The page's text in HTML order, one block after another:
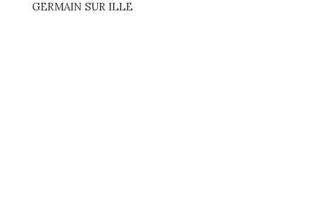
GERMAIN SUR ILLE